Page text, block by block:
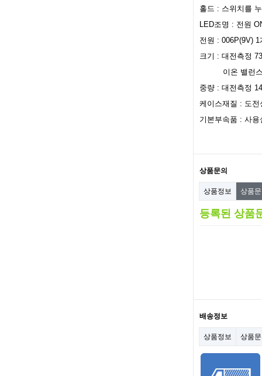
홀드 : 스위치를
LED조명 : 전원
전원 : 006P(9V)
크기 : 대전측정
이온 밸런스
중량 : 대전측정
케이스재질 : 도
기본부속품 : 사
상품문의
상품정보 상품
등록된 상품
배송정보
상품정보 상품